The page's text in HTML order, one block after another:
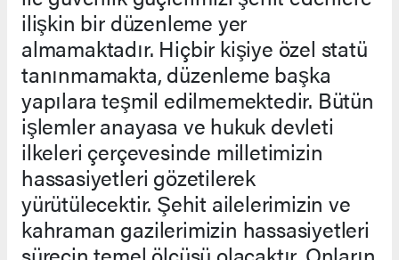
ilişkin bir düzenleme yer
almamaktadır. Hiçbir kişiye özel statü
tanınmamakta, düzenleme başka
yapılara teşmil edilmemektedir. Bütün
işlemler anayasa ve hukuk devleti
ilkeleri çerçevesinde milletimizin
hassasiyetleri gözetilerek
yürütülecektir. Şehit ailelerimizin ve
kahraman gazilerimizin hassasiyetleri